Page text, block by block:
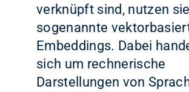
verknüpft sind, nutzen sie
sogenannte
Embeddings. Dabei
sich um rechnerische
Darstellungen von